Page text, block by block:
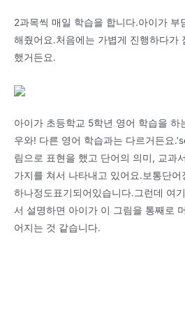
2과목씩 매일 학습을 합니다.아이가 부
해줬어요.처음에는 가볍게 진행하다가
했거든요.
아이가 초등학교 5학년 영어 학습을 하
우와! 다른 영어 학습과는 다르거든요
림으로 표현을 했고 단어의 의미, 교과
가지를 쳐서 나타내고 있어요.보통단
하나정도표기되어있습니다.그런데 여
서 설명하면 아이가 이 그림을 통째로
어지는 것 같습니다.